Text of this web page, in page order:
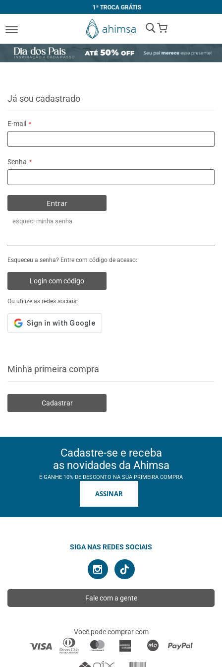
1ª TROCA GRÁTIS
My Cart
Já sou cadastrado
E-mail
Senha
Entrar
esqueci minha senha
Esqueceu a senha? Entre com código de acesso:
Login com código
Ou utilize as redes sociais:
Minha primeira compra
Cadastrar
Cadastre-se e receba
as novidades da Ahimsa
E GANHE 10% DE DESCONTO NA SUA PRIMEIRA COMPRA
ASSINAR
SIGA NAS REDES SOCIAIS
Fale com a gente
Você pode comprar com